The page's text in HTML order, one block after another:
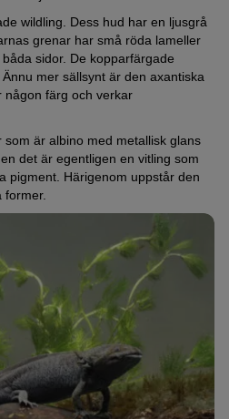
wildling. Dess hud har en ljusgrå
grenar har små röda lameller
sidor. De kopparfärgade
mer sällsynt är den axantiska
någon färg och verkar
är albino med metallisk glans
det är egentligen en vitling som
pigment. Härigenom uppstår den
former.